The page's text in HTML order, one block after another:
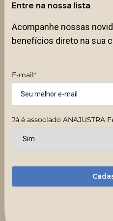
Entre na nossa lista
Acompanhe nossas
benefícios direto na sua
E-mail*
Já é associado ANAJUSTRA